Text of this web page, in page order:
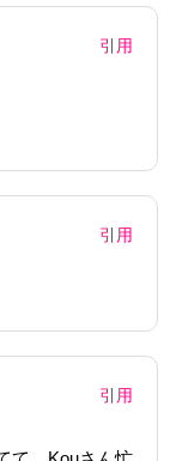
引用
引用
引用